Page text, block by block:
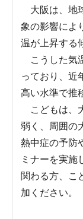
大阪は、地
象の影響によ
温が上昇する
こうした気
っており、近
高い水準で推
こどもは、
弱く、周囲の
熱中症の予防
ミナーを実施
関わる方、こ
加ください。